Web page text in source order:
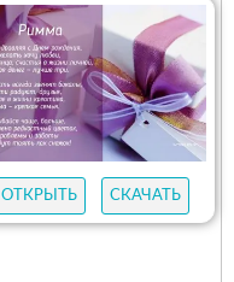
ОТКРЫТЬ СКАЧАТЬ